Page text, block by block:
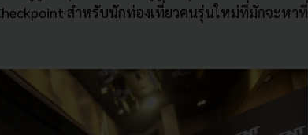
สำหรับนักท่องเที่ยวคนรุ่นใหม่ที่มักจะหาที่